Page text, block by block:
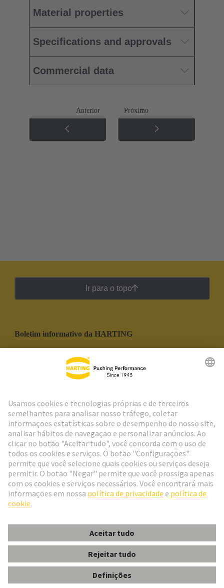
CAPA PARA GDS A-FC 48 SH GG
Material properties
Specifications and approvals
Commercial data
Anterior Próximo
Ir para o topo
Boletim informativo da HARTING
Social Media
Portugal Português
© Grupo de Tecnologia HARTING
ImprimirPolítica de Privacidade
Termos de Utilização